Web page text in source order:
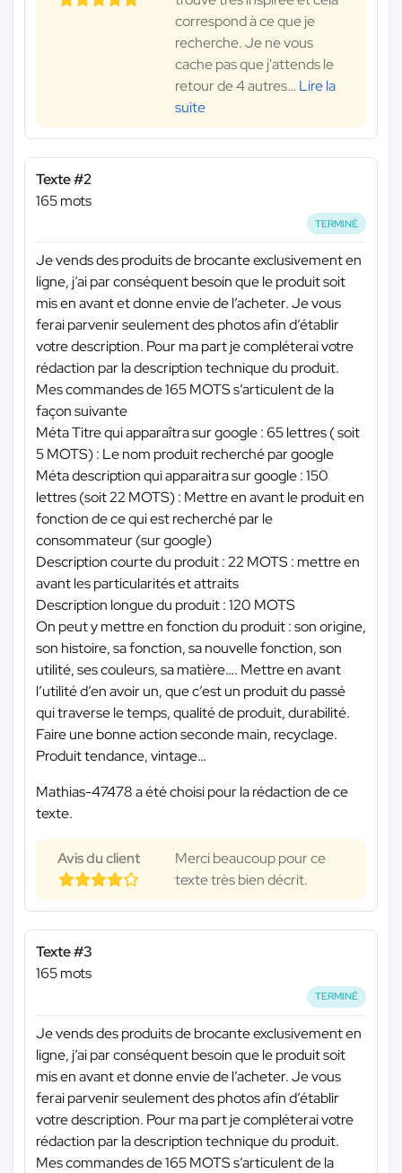
correspond à ce que je
recherche. Je ne vous
cache pas que j'attends le
retour de 4 autres… Lire la
suite
Texte #2
165 mots
TERMINÉ
Je vends des produits de brocante exclusivement en
ligne, j’ai par conséquent besoin que le produit soit
mis en avant et donne envie de l’acheter. Je vous
ferai parvenir seulement des photos afin d’établir
votre description. Pour ma part je compléterai votre
rédaction par la description technique du produit.
Mes commandes de 165 MOTS s’articulent de la
façon suivante
Méta Titre qui apparaîtra sur google : 65 lettres ( soit
5 MOTS) : Le nom produit recherché par google
Méta description qui apparaitra sur google : 150
lettres (soit 22 MOTS) : Mettre en avant le produit en
fonction de ce qui est recherché par le
consommateur (sur google)
Description courte du produit : 22 MOTS : mettre en
avant les particularités et attraits
Description longue du produit : 120 MOTS
On peut y mettre en fonction du produit : son origine,
son histoire, sa fonction, sa nouvelle fonction, son
utilité, ses couleurs, sa matière…. Mettre en avant
l’utilité d’en avoir un, que c’est un produit du passé
qui traverse le temps, qualité de produit, durabilité.
Faire une bonne action seconde main, recyclage.
Produit tendance, vintage…
Mathias-47478 a été choisi pour la rédaction de ce
texte.
Avis du client
Merci beaucoup pour ce
texte très bien décrit.
Texte #3
165 mots
TERMINÉ
Je vends des produits de brocante exclusivement en
ligne, j’ai par conséquent besoin que le produit soit
mis en avant et donne envie de l’acheter. Je vous
ferai parvenir seulement des photos afin d’établir
votre description. Pour ma part je compléterai votre
rédaction par la description technique du produit.
Mes commandes de 165 MOTS s’articulent de la